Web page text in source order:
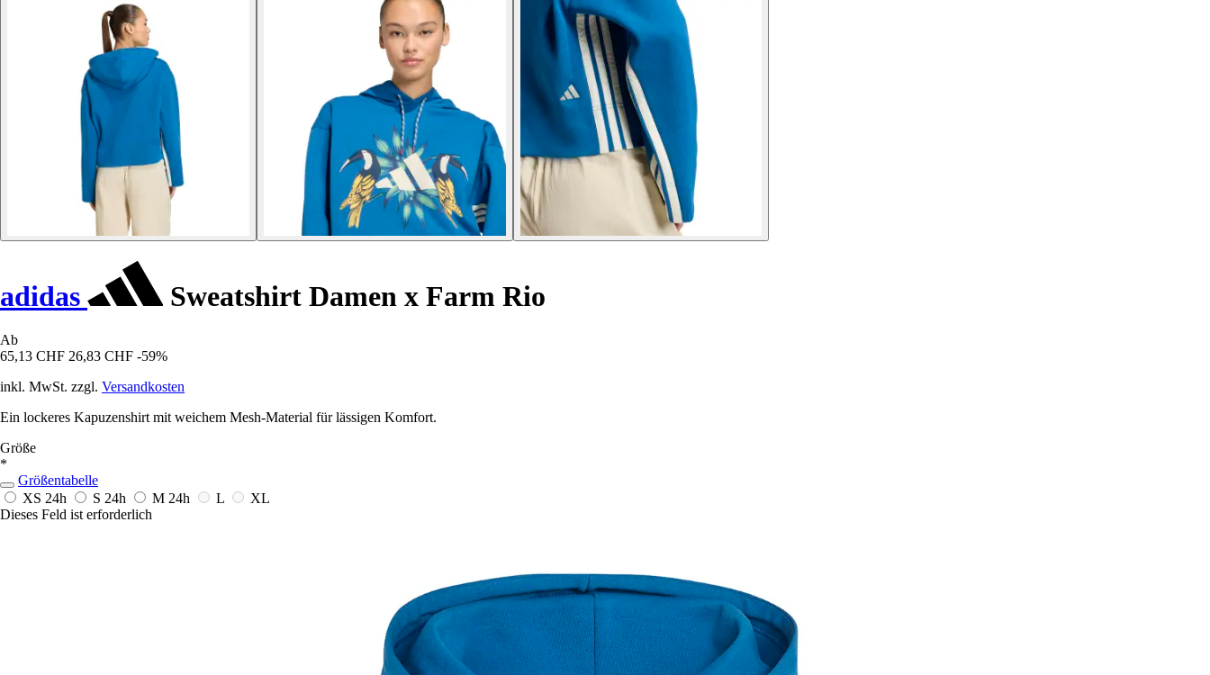
adidas Sweatshirt Damen x Farm Rio
Ab
65,13 CHF 26,83 CHF -59%
inkl. MwSt. zzgl. Versandkosten
Ein lockeres Kapuzenshirt mit weichem Mesh-Material für lässigen Komfort.
Größe
*
Größentabelle
XS 24h S 24h M 24h L
XL
Dieses Feld ist erforderlich